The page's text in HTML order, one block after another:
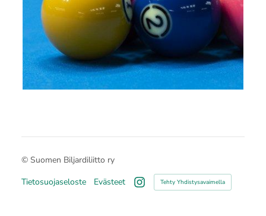
© Suomen Biljardiliitto ry
Tietosuojaseloste
Evästeet
Instagram
Tehty Yhdistysavaimella